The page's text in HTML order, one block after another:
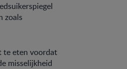
zoals
te eten voordat
misselijkheid